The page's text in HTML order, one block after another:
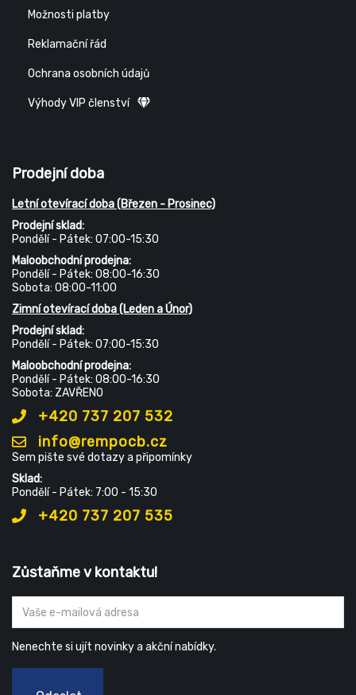
Možnosti platby
Reklamační řád
Ochrana osobních údajů
Výhody VIP členství
Prodejní doba
Letní otevírací doba (Březen - Prosinec)
Prodejní sklad:
Pondělí - Pátek: 07:00-15:30
Maloobchodní prodejna:
Pondělí - Pátek: 08:00-16:30
Sobota: 08:00-11:00
Zimní otevírací doba (Leden a Únor)
Prodejní sklad:
Pondělí - Pátek: 07:00-15:30
Maloobchodní prodejna:
Pondělí - Pátek: 08:00-16:30
Sobota: ZAVŘENO
+420 737 207 532
info@rempocb.cz
Sem pište své dotazy a připomínky
Sklad:
Pondělí - Pátek: 7:00 - 15:30
+420 737 207 535
Zůstaňme v kontaktu!
Nenechte si ujít novinky a akční nabídky.